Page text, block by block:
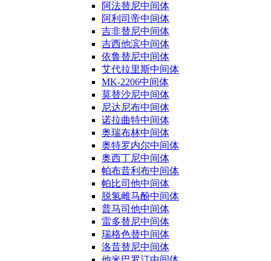
阿法替尼中间体
阿利司帝中间体
吉非替尼中间体
吉西他滨中间体
依鲁替尼中间体
艾代拉里斯中间体
MK-2206中间体
莫替沙尼中间体
尼达尼布中间体
诺拉曲特中间体
奥瑞布林中间体
奥特罗内尔中间体
奥西丁尼中间体
帕布昔利布中间体
帕比司他中间体
脱氢雌马酚中间体
普马司他中间体
雷多替尼中间体
瑞格色替中间体
洛昔替尼中间体